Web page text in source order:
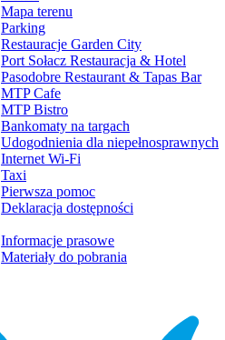
Mapa terenu
Parking
Restauracje Garden City
Port Sołacz Restauracja & Hotel
Pasodobre Restaurant & Tapas Bar
MTP Cafe
MTP Bistro
Bankomaty na targach
Udogodnienia dla niepełnosprawnych
Internet Wi-Fi
Taxi
Pierwsza pomoc
Deklaracja dostępności
Informacje prasowe
Materiały do pobrania